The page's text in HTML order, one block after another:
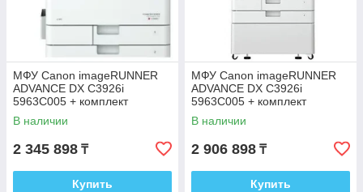
МФУ Canon imageRUNNER
ADVANCE DX C3926i
5963C005 + комплект
стартовых картриджей C-EXV
64
В наличии
2 345 898 ₸
Купить
МФУ Canon imageRUNNER
ADVANCE DX C3926i
5963C005 + комплект
стартовых картриджей C-EXV
64 + автоподатчик
В наличии
2 906 898 ₸
Купить